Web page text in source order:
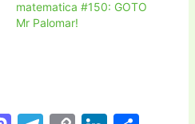
matematica #150: GOTO
Mr Palomar!